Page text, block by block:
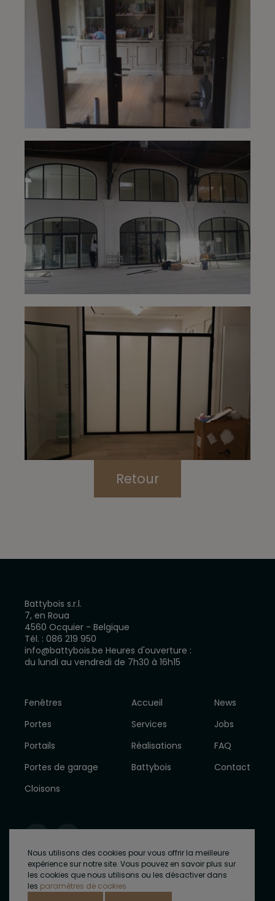
Retour
Battybois s.r.l.
7, en Roua
4560 Ocquier - Belgique
Tél. : 086 219 950
info@battybois.be Heures d'ouverture :
du lundi au vendredi de 7h30 à 16h15
Fenêtres
Portes
Portails
Portes de garage
Cloisons
Accueil
Services
Réalisations
Battybois
News
Jobs
FAQ
Contact
Copyright © Battybois Tous droits reservés|Vie privée
Conditions d'utilisation
Nous utilisons des cookies pour vous offrir la meilleure
expérience sur notre site. Vous pouvez en savoir plus sur
les cookies que nous utilisons ou les désactiver dans
les paramètres de cookies